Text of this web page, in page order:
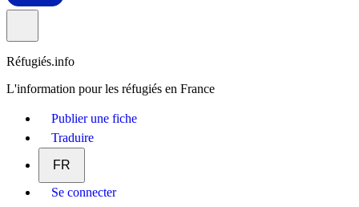
Réfugiés.info
L'information pour les réfugiés en France
Publier une fiche
Traduire
FR
Se connecter